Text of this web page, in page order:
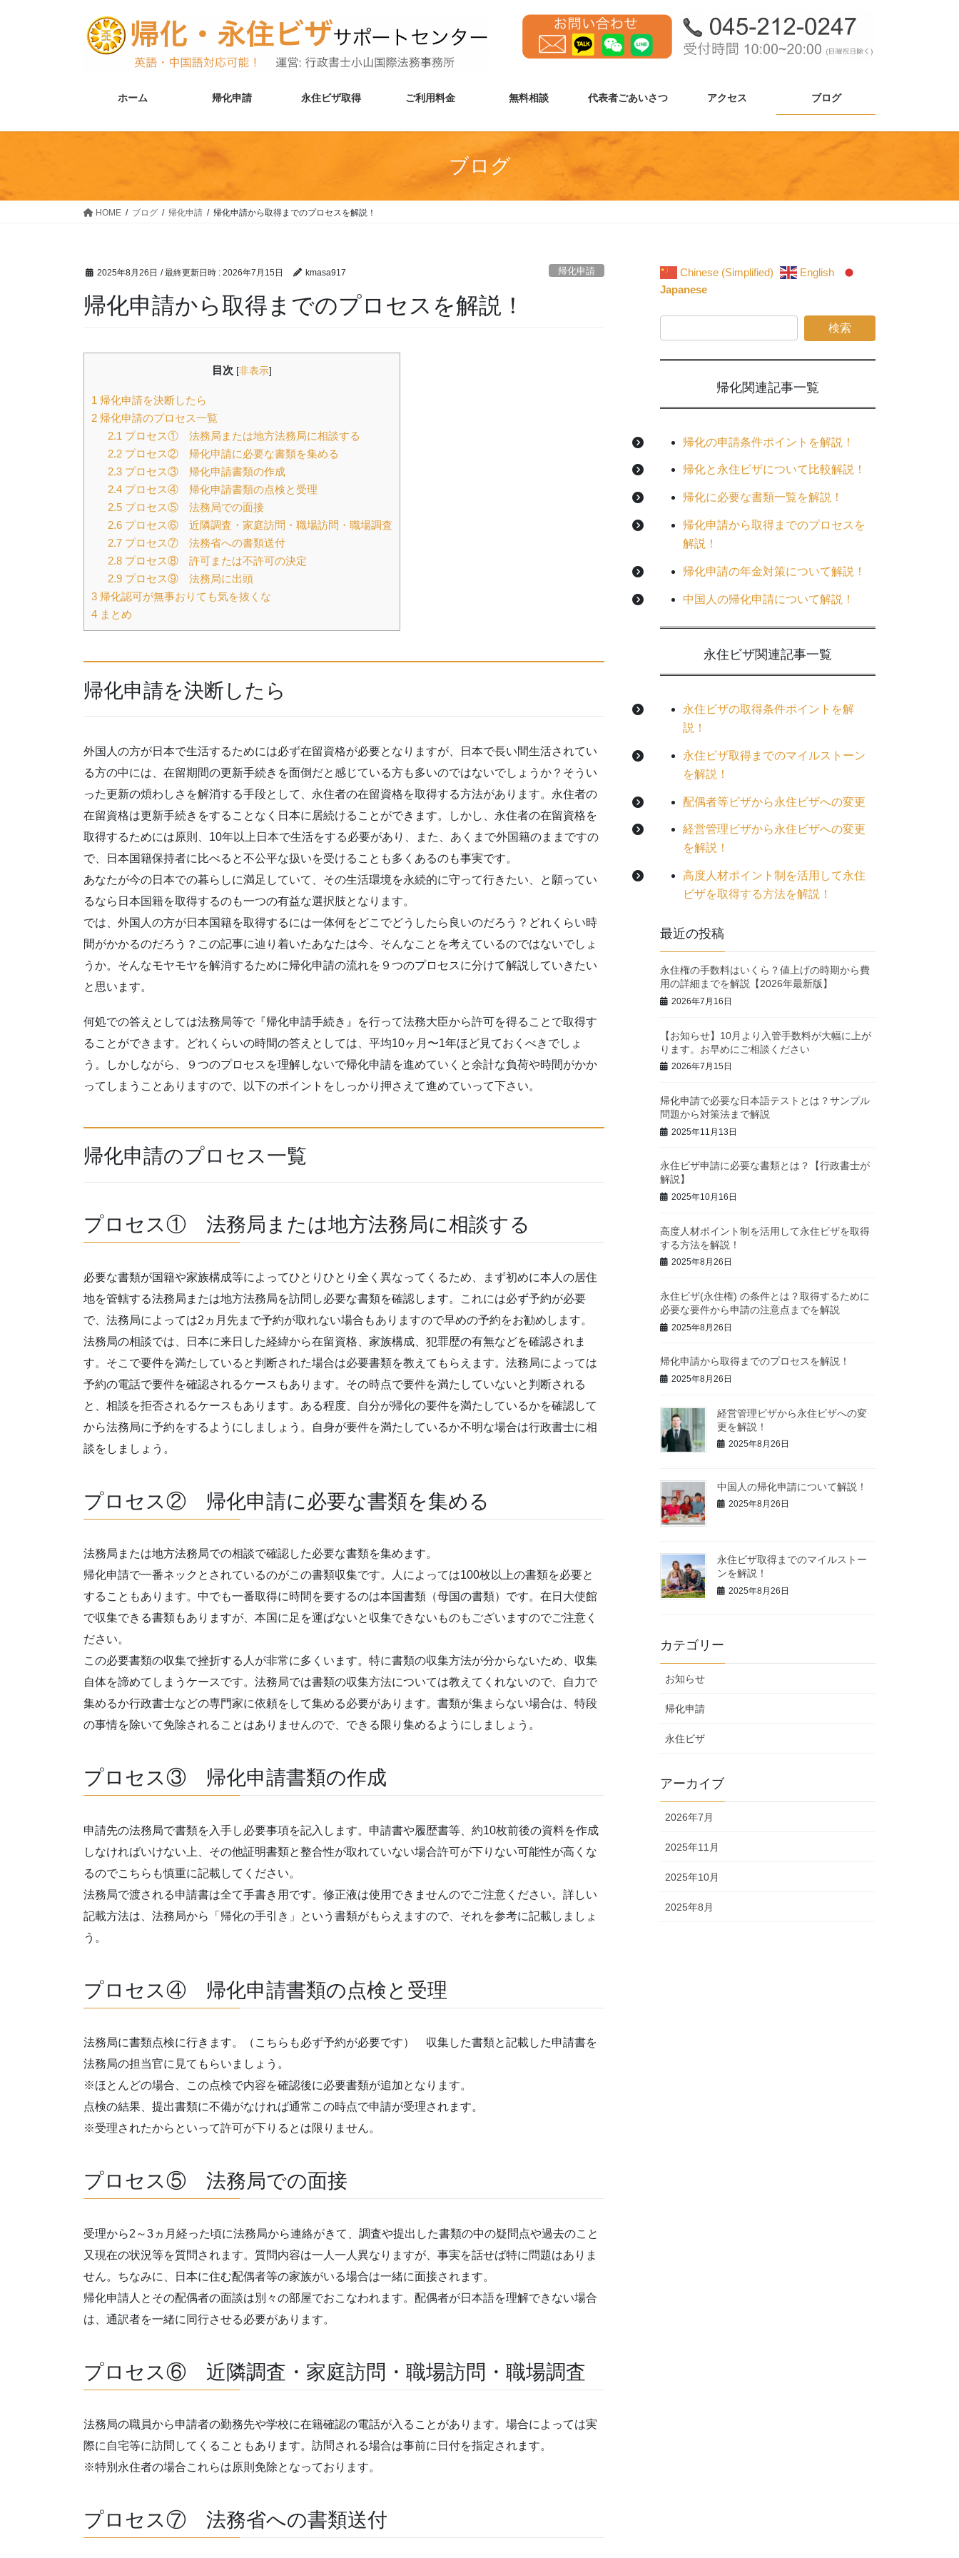
ホーム 帰化申請 永住ビザ取得 ご利用料金 無料相談 代表者ごあいさつ アクセス ブログ
ブログ
HOME ブログ 帰化申請 帰化申請から取得までのプロセスを解説！
2025年8月26日 / 最終更新日時 : 2026年7月15日 kmasa917 帰化申請
帰化申請から取得までのプロセスを解説！
目次 [非表示]
1 帰化申請を決断したら
2 帰化申請のプロセス一覧
2.1 プロセス① 法務局または地方法務局に相談する
2.2プロセス② 帰化申請に必要な書類を集める
2.3プロセス③ 帰化申請書類の作成
2.4プロセス④ 帰化申請書類の点検と受理
2.5プロセス⑤ 法務局での面接
2.6プロセス⑥ 近隣調査・家庭訪問・職場訪問・職場調査
2.7プロセス⑦ 法務省への書類送付
2.8プロセス⑧ 許可または不許可の決定
2.9プロセス⑨ 法務局に出頭
3 帰化認可が無事おりても気を抜くな
4 まとめ
帰化申請を決断したら
外国人の方が日本で生活するためには必ず在留資格が必要となりますが、日本で長い間生活されてい
る方の中には、在留期間の更新手続きを面倒だと感じている方も多いのではないでしょうか？そうい
った更新の煩わしさを解消する手段として、永住者の在留資格を取得する方法があります。永住者の
在留資格は更新手続きをすることなく日本に居続けることができます。しかし、永住者の在留資格を
取得するためには原則、10年以上日本で生活をする必要があり、また、あくまで外国籍のままですの
で、日本国籍保持者に比べると不公平な扱いを受けることも多くあるのも事実です。
あなたが今の日本での暮らしに満足していて、その生活環境を永続的に守って行きたい、と願ってい
るなら日本国籍を取得するのも一つの有益な選択肢となります。
では、外国人の方が日本国籍を取得するには一体何をどこでどうしたら良いのだろう？どれくらい時
間がかかるのだろう？この記事に辿り着いたあなたは今、そんなことを考えているのではないでしょ
うか。そんなモヤモヤを解消するために帰化申請の流れを９つのプロセスに分けて解説していきたい
と思います。
何処での答えとしては法務局等で『帰化申請手続き』を行って法務大臣から許可を得ることで取得す
ることができます。どれくらいの時間の答えとしては、平均10ヶ月〜1年ほど見ておくべきでしょ
う。しかしながら、９つのプロセスを理解しないで帰化申請を進めていくと余計な負荷や時間がかか
ってしまうことありますので、以下のポイントをしっかり押さえて進めていって下さい。
帰化申請のプロセス一覧
プロセス① 法務局または地方法務局に相談する
必要な書類が国籍や家族構成等によってひとりひとり全く異なってくるため、まず初めに本人の居住
地を管轄する法務局または地方法務局を訪問し必要な書類を確認します。これには必ず予約が必要
で、法務局によっては2ヵ月先まで予約が取れない場合もありますので早めの予約をお勧めします。
法務局の相談では、日本に来日した経緯から在留資格、家族構成、犯罪歴の有無などを確認されま
す。そこで要件を満たしていると判断された場合は必要書類を教えてもらえます。法務局によっては
予約の電話で要件を確認されるケースもあります。その時点で要件を満たしていないと判断される
と、相談を拒否されるケースもあります。ある程度、自分が帰化の要件を満たしているかを確認して
から法務局に予約をするようにしましょう。自身が要件を満たしているか不明な場合は行政書士に相
談をしましょう。
プロセス② 帰化申請に必要な書類を集める
法務局または地方法務局での相談で確認した必要な書類を集めます。
帰化申請で一番ネックとされているのがこの書類収集です。人によっては100枚以上の書類を必要と
することもあります。中でも一番取得に時間を要するのは本国書類（母国の書類）です。在日大使館
で収集できる書類もありますが、本国に足を運ばないと収集できないものもございますのでご注意く
ださい。
この必要書類の収集で挫折する人が非常に多くいます。特に書類の収集方法が分からないため、収集
自体を諦めてしまうケースです。法務局では書類の収集方法については教えてくれないので、自力で
集めるか行政書士などの専門家に依頼をして集める必要があります。書類が集まらない場合は、特段
の事情を除いて免除されることはありませんので、できる限り集めるようにしましょう。
プロセス③ 帰化申請書類の作成
申請先の法務局で書類を入手し必要事項を記入します。申請書や履歴書等、約10枚前後の資料を作成
しなければいけない上、その他証明書類と整合性が取れていない場合許可が下りない可能性が高くな
るのでこちらも慎重に記載してください。
法務局で渡される申請書は全て手書き用です。修正液は使用できませんのでご注意ください。詳しい
記載方法は、法務局から「帰化の手引き」という書類がもらえますので、それを参考に記載しましょ
う。
プロセス④ 帰化申請書類の点検と受理
法務局に書類点検に行きます。（こちらも必ず予約が必要です） 収集した書類と記載した申請書を
法務局の担当官に見てもらいましょう。
※ほとんどの場合、この点検で内容を確認後に必要書類が追加となります。
点検の結果、提出書類に不備がなければ通常この時点で申請が受理されます。
※受理されたからといって許可が下りるとは限りません。
プロセス⑤ 法務局での面接
受理から2～3ヵ月経った頃に法務局から連絡がきて、調査や提出した書類の中の疑問点や過去のこと
又現在の状況等を質問されます。質問内容は一人一人異なりますが、事実を話せば特に問題はありま
せん。ちなみに、日本に住む配偶者等の家族がいる場合は一緒に面接されます。
帰化申請人とその配偶者の面談は別々の部屋でおこなわれます。配偶者が日本語を理解できない場合
は、通訳者を一緒に同行させる必要があります。
プロセス⑥ 近隣調査・家庭訪問・職場訪問・職場調査
法務局の職員から申請者の勤務先や学校に在籍確認の電話が入ることがあります。場合によっては実
際に自宅等に訪問してくることもあります。訪問される場合は事前に日付を指定されます。
※特別永住者の場合これらは原則免除となっております。
プロセス⑦ 法務省への書類送付
Chinese (Simplified)
English
Japanese
帰化関連記事一覧
帰化の申請条件ポイントを解説！
帰化と永住ビザについて比較解説！
帰化に必要な書類一覧を解説！
帰化申請から取得までのプロセスを
解説！
帰化申請の年金対策について解説！
中国人の帰化申請について解説！
永住ビザ関連記事一覧
永住ビザの取得条件ポイントを解
説！
永住ビザ取得までのマイルストーン
を解説！
配偶者等ビザから永住ビザへの変更
経営管理ビザから永住ビザへの変更
を解説！
高度人材ポイント制を活用して永住
ビザを取得する方法を解説！
最近の投稿
永住権の手数料はいくら？値上げの時期から費
用の詳細までを解説【2026年最新版】
2026年7月16日
【お知らせ】10月より入管手数料が大幅に上が
ります。お早めにご相談ください
2026年7月15日
帰化申請で必要な日本語テストとは？サンプル
問題から対策法まで解説
2025年11月13日
永住ビザ申請に必要な書類とは？【行政書士が
解説】
2025年10月16日
高度人材ポイント制を活用して永住ビザを取得
する方法を解説！
2025年8月26日
永住ビザ(永住権) の条件とは？取得するために
必要な要件から申請の注意点までを解説
2025年8月26日
帰化申請から取得までのプロセスを解説！
2025年8月26日
経営管理ビザから永住ビザへの変
更を解説！
2025年8月26日
中国人の帰化申請について解説！
2025年8月26日
永住ビザ取得までのマイルストー
ンを解説！
2025年8月26日
カテゴリー
お知らせ
帰化申請
永住ビザ
アーカイブ
2026年7月
2025年11月
2025年10月
2025年8月